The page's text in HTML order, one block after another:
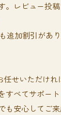
。レビュー投
追加割引があ
任せいただけ
すべてサポート
も安心してご